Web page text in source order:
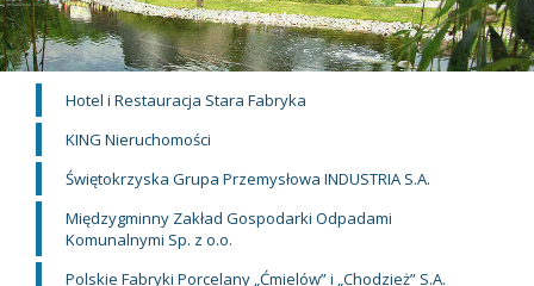
Hotel i Restauracja Stara Fabryka
KING Nieruchomości
Świętokrzyska Grupa Przemysłowa INDUSTRIA S.A.
Międzygminny Zakład Gospodarki Odpadami
Komunalnymi Sp. z o.o.
Polskie Fabryki Porcelany „Ćmielów” i „Chodzież” S.A.